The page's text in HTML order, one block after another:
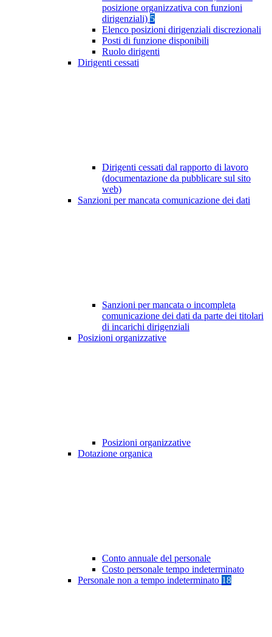
posizione organizzativa con funzioni
dirigenziali) 5
Elenco posizioni dirigenziali discrezionali
Posti di funzione disponibili
Ruolo dirigenti
Dirigenti cessati
Dirigenti cessati dal rapporto di lavoro
(documentazione da pubblicare sul sito
web)
Sanzioni per mancata comunicazione dei dati
Sanzioni per mancata o incompleta
comunicazione dei dati da parte dei titolari
di incarichi dirigenziali
Posizioni organizzative
Posizioni organizzative
Dotazione organica
Conto annuale del personale
Costo personale tempo indeterminato
Personale non a tempo indeterminato 18